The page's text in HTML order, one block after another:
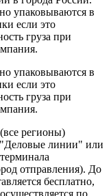
упаковываются в
если это
груза при
упаковываются в
если это
груза при
регионы)
"Деловые линии" или
отправления). До
бесплатно,